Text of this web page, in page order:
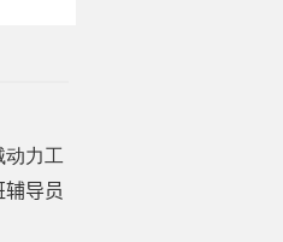
动力工
导员